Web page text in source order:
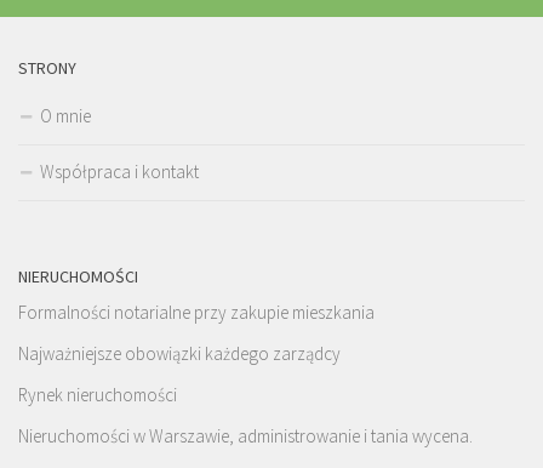
STRONY
O mnie
Współpraca i kontakt
NIERUCHOMOŚCI
Formalności notarialne przy zakupie mieszkania
Najważniejsze obowiązki każdego zarządcy
Rynek nieruchomości
Nieruchomości w Warszawie, administrowanie i tania wycena.